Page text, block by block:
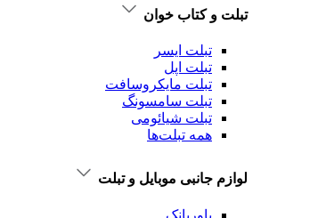
تبلت و کتاب خوان
تبلت ایسر
تبلت اپل
تبلت‌ مایکروسافت
تبلت‌ سامسونگ
تبلت شیائومی
همه تبلت‌ها
لوازم جانبی موبایل و تبلت
پاوربانک